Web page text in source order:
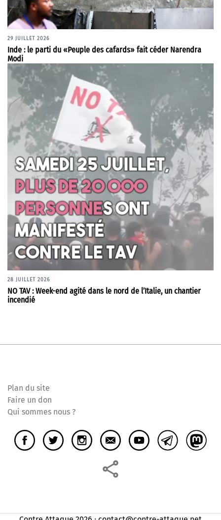
29 JUILLET 2026
Inde : le parti du «Peuple des cafards» fait céder Narendra
Modi
28 JUILLET 2026
NO TAV : Week-end agité dans le nord de l’Italie, un chantier
incendié
Plan du site
Faire un don
Qui sommes nous ?